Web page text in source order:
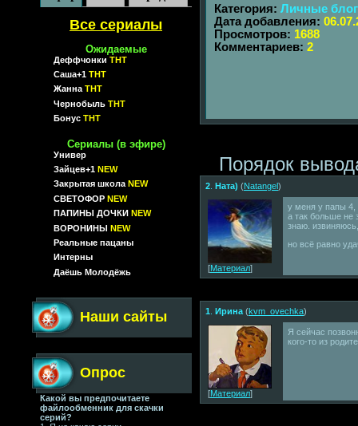
Все сериалы
Ожидаемые
Деффчонки ТНТ
Саша+1 ТНТ
Жанна ТНТ
Чернобыль ТНТ
Бонус ТНТ
Сериалы (в эфире)
Универ
Зайцев+1 NEW
Закрытая школа NEW
СВЕТОФОР NEW
ПАПИНЫ ДОЧКИ NEW
ВОРОНИНЫ NEW
Реальные пацаны
Интерны
Даёшь Молодёжь
Наши сайты
Опрос
Какой вы предпочитаете
файлообменник для скачки
серий?
Категория: Личные
Дата добавления:
Просмотров: 1688
Комментариев: 2
Порядок
2 Ната) (Natangel)
[Материал]
у меня у папы 4,
а так больше не
знаю.
но всё равно
1 Ирина (kvm_ovechka)
[Материал]
Я сейчас
кого-то из